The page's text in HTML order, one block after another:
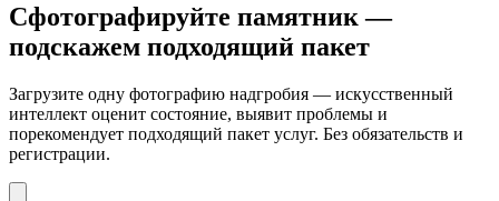
Сфотографируйте памятник —
подскажем подходящий пакет
Загрузите одну фотографию надгробия — искусственный
интеллект оценит состояние, выявит проблемы и
порекомендует подходящий пакет услуг. Без обязательств и
регистрации.